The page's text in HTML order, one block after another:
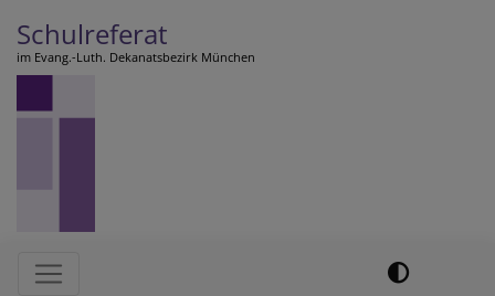
zum
Inhalt
Schulreferat
im Evang.-Luth. Dekanatsbezirk München
Hauptnavigation